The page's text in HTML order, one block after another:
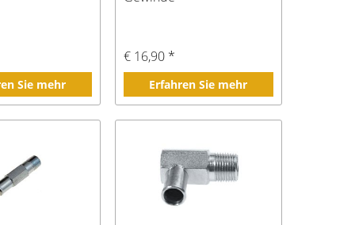
Sie mehr
€ 16,90 *
Erfahren Sie mehr